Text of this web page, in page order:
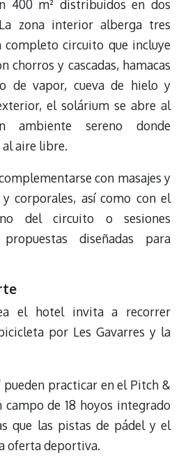
400 m² distribuidos en dos
zona interior alberga tres
completo circuito que incluye
chorros y cascadas, hamacas
de vapor, cueva de hielo y
el solárium se abre al
ambiente sereno donde
aire libre.
con masajes y
corporales, así como con el
del circuito o sesiones
diseñadas para
el hotel invita a recorrer
por Les Gavarres y la
pueden practicar en el Pitch &
de 18 hoyos integrado
que las pistas de pádel y el
oferta deportiva.